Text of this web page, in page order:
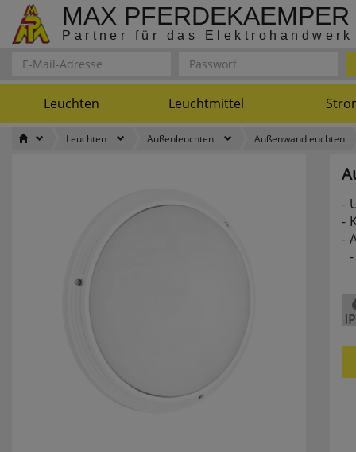
MAX PFERDEKAEMPER
Partner für das Elektrohandwerk
Leuchten Leuchtmittel
Leuchten Außenleuchten Außenwandleuchten